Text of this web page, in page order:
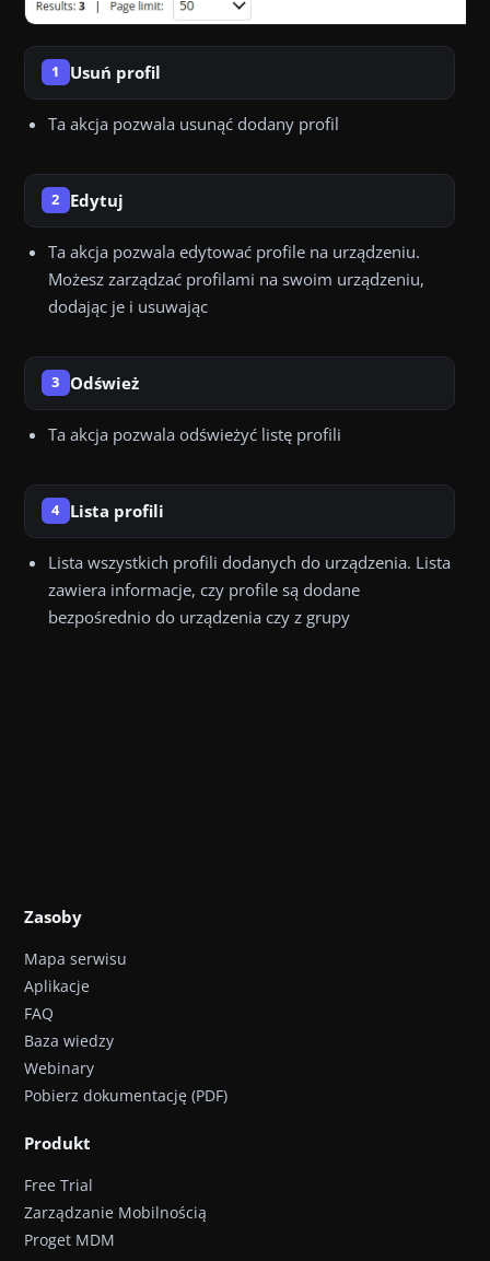
1 Usuń profil
Ta akcja pozwala usunąć dodany profil
2 Edytuj
Ta akcja pozwala edytować profile na urządzeniu.
Możesz zarządzać profilami na swoim urządzeniu,
dodając je i usuwając
3 Odśwież
Ta akcja pozwala odświeżyć listę profili
4 Lista profili
Lista wszystkich profili dodanych do urządzenia. Lista
zawiera informacje, czy profile są dodane
bezpośrednio do urządzenia czy z grupy
Zasoby
Mapa serwisu
Aplikacje
FAQ
Baza wiedzy
Webinary
Pobierz dokumentację (PDF)
Produkt
Free Trial
Zarządzanie Mobilnością
Proget MDM